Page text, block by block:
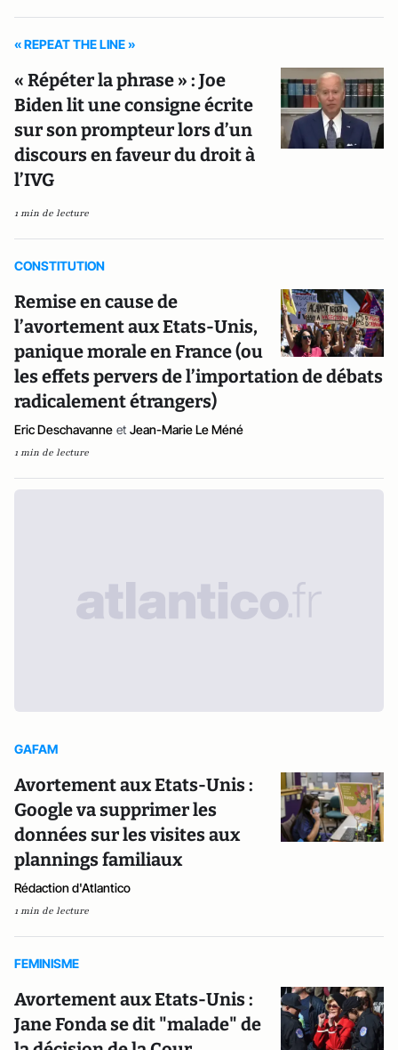
« REPEAT THE LINE »
« Répéter la phrase » : Joe
Biden lit une consigne écrite
sur son prompteur lors d’un
discours en faveur du droit à
l’IVG
1 min de lecture
CONSTITUTION
Remise en cause de
l’avortement aux Etats-Unis,
panique morale en France (ou
les effets pervers de l’importation de débats
radicalement étrangers)
Eric Deschavanne et Jean-Marie Le Méné
1 min de lecture
GAFAM
Avortement aux Etats-Unis :
Google va supprimer les
données sur les visites aux
plannings familiaux
Rédaction d'Atlantico
1 min de lecture
FEMINISME
Avortement aux Etats-Unis :
Jane Fonda se dit "malade" de